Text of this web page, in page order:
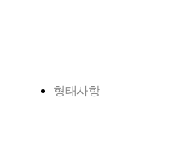
형태사항